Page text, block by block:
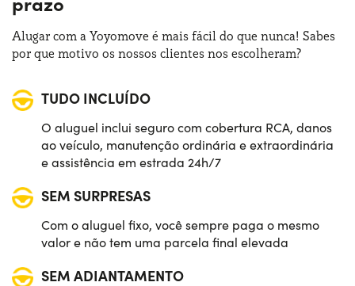
Alugar com a Yoyomove é mais fácil do que nunca! Sabes
por que motivo os nossos clientes nos escolheram?
TUDO INCLUÍDO
O aluguel inclui seguro com cobertura RCA, danos
ao veículo, manutenção ordinária e extraordinária
e assistência em estrada 24h/7
SEM SURPRESAS
Com o aluguel fixo, você sempre paga o mesmo
valor e não tem uma parcela final elevada
SEM ADIANTAMENTO